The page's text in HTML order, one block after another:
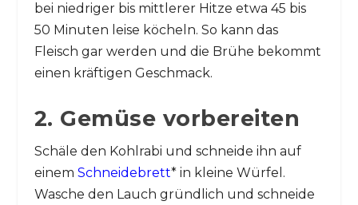
bei niedriger bis mittlerer Hitze etwa 45 bis
50 Minuten leise köcheln. So kann das
Fleisch gar werden und die Brühe bekommt
einen kräftigen Geschmack.
2. Gemüse vorbereiten
Schäle den Kohlrabi und schneide ihn auf
einem Schneidebrett* in kleine Würfel.
Wasche den Lauch gründlich und schneide